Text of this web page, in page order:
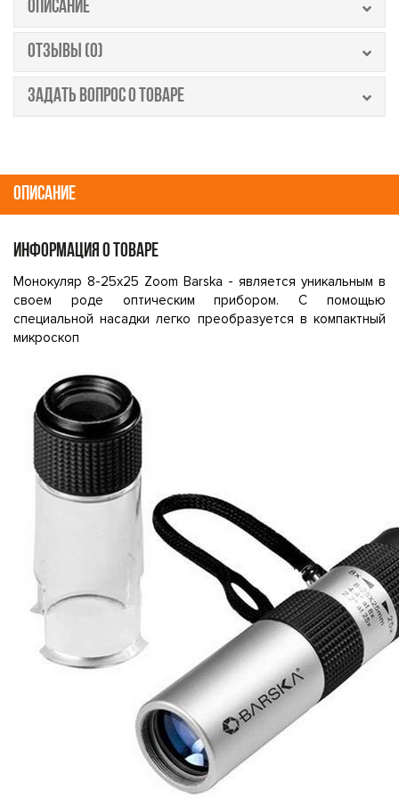
ОПИСАНИЕ
ОТЗЫВЫ (0)
ЗАДАТЬ ВОПРОС О ТОВАРЕ
ОПИСАНИЕ
ИНФОРМАЦИЯ О ТОВАРЕ
Монокуляр 8-25х25 Zoom Barska - является уникальным в
своем роде оптическим прибором. С помощью
специальной насадки легко преобразуется в компактный
микроскоп